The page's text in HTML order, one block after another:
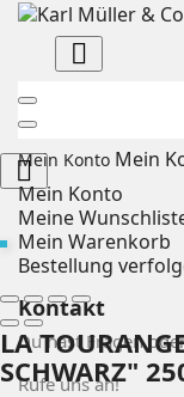

Mein Konto Mein
Mein Konto
Meine
Mein Warenkorb
Bestellung
Kontakt
Du hast Fragen
Rufe uns an!

LA
SCHWARZ"